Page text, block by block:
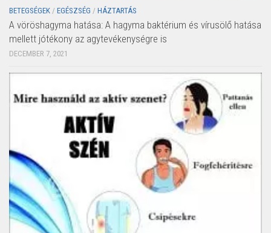
BETEGSÉGEK / EGÉSZSÉG / HÁZTARTÁS
A vöröshagyma hatása: A hagyma baktérium és vírusölő hatása
mellett jótékony az agytevékenységre is
DECEMBER 7, 2021